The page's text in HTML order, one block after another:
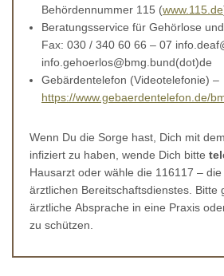
Behördennummer 115 (www.115.de
Beratungsservice für Gehörlose
Fax: 030 / 340 60 66 – 07
info.gehoerlos@bmg.bund(dot)de
Gebärdentelefon (Videotelefonie) –
https://www.gebaerdentelefon.de/
Wenn Du die Sorge hast, Dich mit
infiziert zu haben, wende Dich bitte
Hausarzt oder wähle die 116117 –
ärztlichen Bereitschaftsdienstes. Bitte
ärztliche Absprache in eine Praxis
zu schützen.